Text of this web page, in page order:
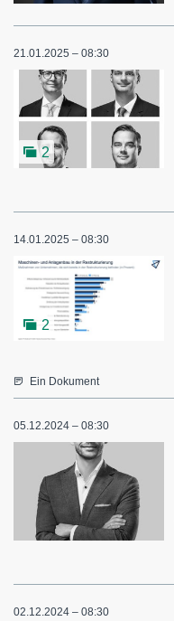
21.01.2025 – 08:30
2
14.01.2025 – 08:30
2
Ein Dokument
05.12.2024 – 08:30
02.12.2024 – 08:30